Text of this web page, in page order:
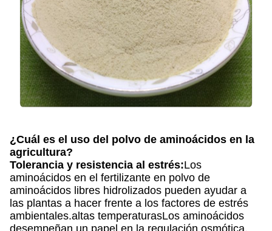
¿Cuál es el uso del polvo de aminoácidos en la
agricultura?
Tolerancia y resistencia al estrés:Los
aminoácidos en el fertilizante en polvo de
aminoácidos libres hidrolizados pueden ayudar a
las plantas a hacer frente a los factores de estrés
ambientales.altas temperaturasLos aminoácidos
desempeñan un papel en la regulación osmótica,